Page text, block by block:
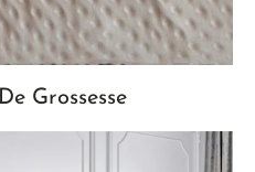
Grossesse